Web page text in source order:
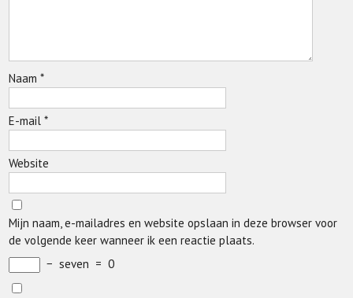
Naam*
E-mail*
Website
Mijn naam, e-mailadres en website opslaan in deze browser voor
de volgende keer wanneer ik een reactie plaats.
− seven = 0